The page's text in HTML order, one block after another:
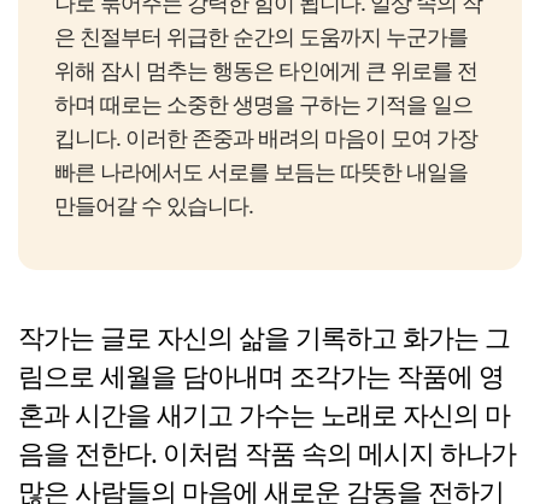
은 친절부터 위급한 순간의 도움까지 누군가를
위해 잠시 멈추는 행동은 타인에게 큰 위로를 전
하며 때로는 소중한 생명을 구하는 기적을 일으
킵니다. 이러한 존중과 배려의 마음이 모여 가장
빠른 나라에서도 서로를 보듬는 따뜻한 내일을
만들어갈 수 있습니다.
작가는 글로 자신의 삶을 기록하고 화가는 그
림으로 세월을 담아내며 조각가는 작품에 영
혼과 시간을 새기고 가수는 노래로 자신의 마
음을 전한다. 이처럼 작품 속의 메시지 하나가
많은 사람들의 마음에 새로운 감동을 전하기